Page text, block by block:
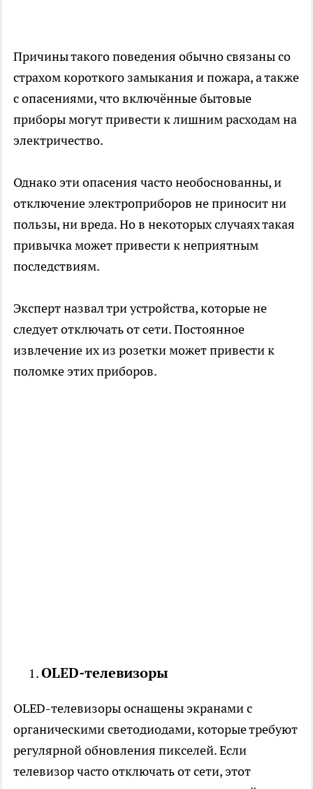
Причины такого поведения обычно связаны со
страхом короткого замыкания и пожара, а также
с опасениями, что включённые бытовые
приборы могут привести к лишним расходам на
электричество.
Однако эти опасения часто необоснованны, и
отключение электроприборов не приносит ни
пользы, ни вреда. Но в некоторых случаях такая
привычка может привести к неприятным
последствиям.
Эксперт назвал три устройства, которые не
следует отключать от сети. Постоянное
извлечение их из розетки может привести к
поломке этих приборов.
OLED-телевизоры
OLED-телевизоры оснащены экранами с
органическими светодиодами, которые требуют
регулярной обновления пикселей. Если
телевизор часто отключать от сети, этот